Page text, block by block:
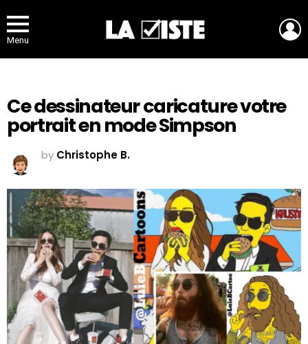
Menu
Ce dessinateur caricature votre
portrait en mode Simpson
by Christophe B.